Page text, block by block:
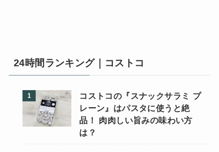
24時間ランキング｜コストコ
コストコの『スナックサラミ プ
レーン』はパスタに使うと絶
品！ 肉肉しい旨みの味わい方
は？